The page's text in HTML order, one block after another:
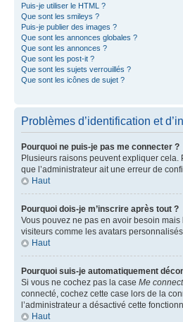
Puis-je utiliser le HTML ?
Que sont les smileys ?
Puis-je publier des images ?
Que sont les annonces globales ?
Que sont les annonces ?
Que sont les post-it ?
Que sont les sujets verrouillés ?
Que sont les icônes de sujet ?
Problèmes d’identification et
Pourquoi ne puis-je pas me connecter ?
Plusieurs raisons peuvent expliquer cela.
que l’administrateur ait une erreur de
Haut
Pourquoi dois-je m’inscrire après tout ?
Vous pouvez ne pas en avoir besoin
visiteurs comme les avatars
Haut
Pourquoi suis-je automatiquement
Si vous ne cochez pas la case Me
connecté, cochez cette case lors de la
l’administrateur a désactivé cette
Haut